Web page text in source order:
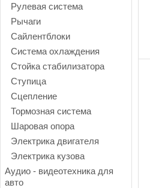
Рулевая система
Рычаги
Сайлентблоки
Система охлаждения
Стойка стабилизатора
Ступица
Сцепление
Тормозная система
Шаровая опора
Электрика двигателя
Электрика кузова
Аудио - видеотехника для
авто